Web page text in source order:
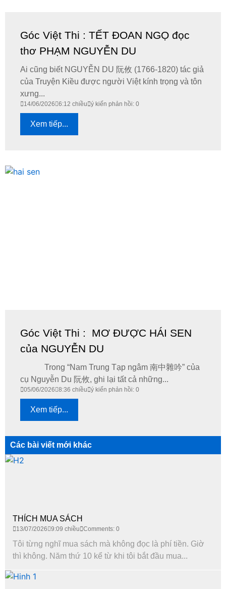
Góc Việt Thi : TẾT ĐOAN NGỌ đọc
thơ PHẠM NGUYỄN DU
Ai cũng biết NGUYỄN DU 阮攸 (1766-1820) tác giả
của Truyện Kiều được người Việt kính trọng và tôn
xưng...
14/06/2026 6:12 chiều ý kiến phản hồi: 0
Xem tiếp...
Góc Việt Thi : MƠ ĐƯỢC HÁI SEN
của NGUYỄN DU
Trong “Nam Trung Tạp ngâm 南中雜吟” của
cụ Nguyễn Du 阮攸, ghi lại tất cả những...
05/06/2026 8:36 chiều ý kiến phản hồi: 0
Xem tiếp...
Các bài viết mới khác
THÍCH MUA SÁCH
13/07/2026 9:09 chiều Comments: 0
Tôi từng nghĩ mua sách mà không đọc là phí tiền. Giờ
thì không. Năm thứ 10 kể từ khi tôi bắt đầu mua...